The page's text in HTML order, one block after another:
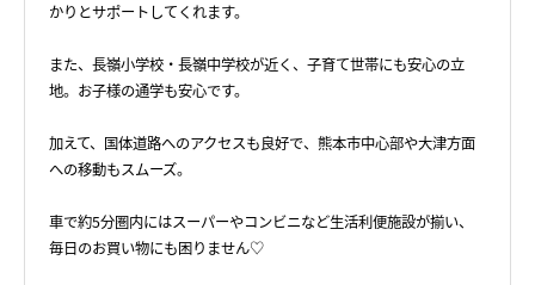
かりとサポートしてくれます。
また、長嶺小学校・長嶺中学校が近く、子育て世帯にも安心の立
地。お子様の通学も安心です。
加えて、国体道路へのアクセスも良好で、熊本市中心部や大津方面
への移動もスムーズ。
車で約5分圏内にはスーパーやコンビニなど生活利便施設が揃い、
毎日のお買い物にも困りません♡